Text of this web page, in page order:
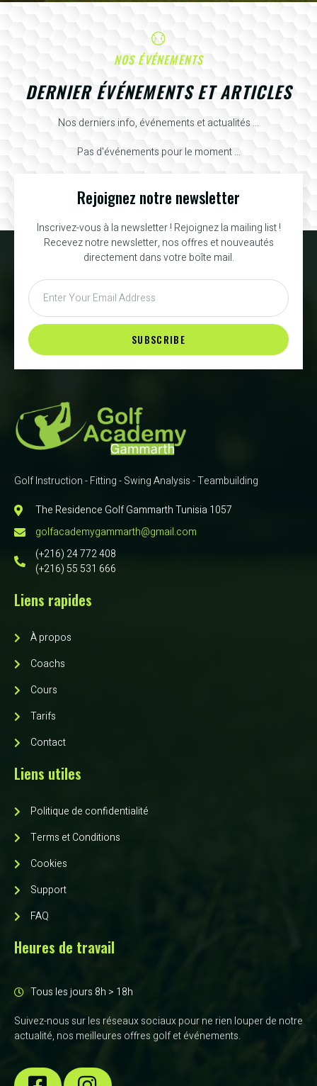
NOS ÉVÉNEMENTS
DERNIER ÉVÉNEMENTS ET ARTICLES
Nos derniers info, événements et actualités ...
Pas d'événements pour le moment ...
Rejoignez notre newsletter
Inscrivez-vous à la newsletter ! Rejoignez la mailing list !
Recevez notre newsletter, nos offres et nouveautés
directement dans votre boîte mail.
SUBSCRIBE
Golf Instruction - Fitting - Swing Analysis - Teambuilding
The Residence Golf Gammarth Tunisia 1057
golfacademygammarth@gmail.com
(+216) 24 772 408
(+216) 55 531 666
Liens rapides
À propos
Coachs
Cours
Tarifs
Contact
Liens utiles
Politique de confidentialité
Terms et Conditions
Cookies
Support
FAQ
Heures de travail
Tous les jours 8h > 18h
Suivez-nous sur les réseaux sociaux pour ne rien louper de notre
actualité, nos meilleures offres golf et événements.